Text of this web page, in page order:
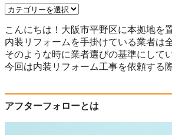
こんにちは！大阪市平野区に本拠地を
内装リフォームを手掛けている業者は
そのような時に業者選びの基準にして
今回は内装リフォーム工事を依頼する
アフターフォローとは